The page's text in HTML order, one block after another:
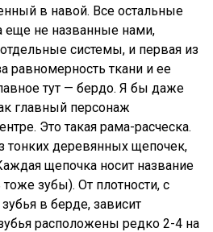
в навой. Все остальные
еще не названные нами,
системы, и первая из
равномерность ткани и ее
тут — бердо. Я бы даже
главный персонаж
Это такая рама-расческа.
тонких деревянных щепочек,
щепочка носит название
зубы). От плотности, с
в берде, зависит
расположены редко 2-4 на